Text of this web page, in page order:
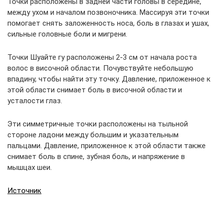
между ухом и началом позвоночника. Массируя эти точки
помогает снять заложенность носа, боль в глазах и ушах,
сильные головные боли и мигрени.
Точки Шуайте гу расположены 2-3 см от начала роста
волос в височной области. Почувствуйте небольшую
впадину, чтобы найти эту точку. Давление, приложенное к
этой области снимает боль в височной области и
усталости глаз.
Эти симметричные точки расположены на тыльной
стороне ладони между большим и указательным
пальцами. Давление, приложенное к этой области также
снимает боль в спине, зубная боль, и напряжение в
мышцах шеи.
Источник